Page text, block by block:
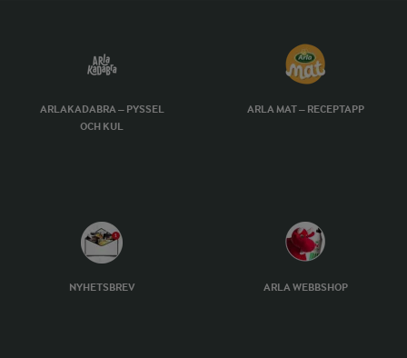
ARLAKADABRA – PYSSEL
OCH KUL
ARLA MAT – RECEPTAPP
NYHETSBREV ARLA WEBBSHOP